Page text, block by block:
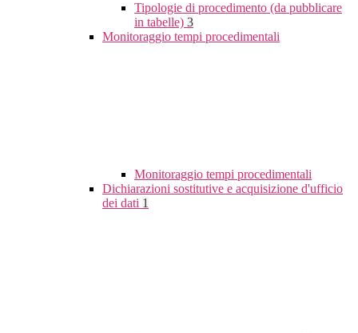
Tipologie di procedimento (da pubblicare
in tabelle) 3
Monitoraggio tempi procedimentali
Monitoraggio tempi procedimentali
Dichiarazioni sostitutive e acquisizione d'ufficio
dei dati 1